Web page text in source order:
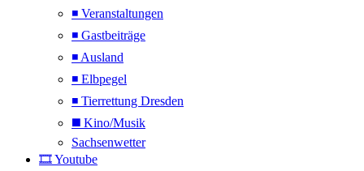
◾ Veranstaltungen
◾ Gastbeiträge
◾ Ausland
◾ Elbpegel
◾ Tierrettung Dresden
◼️ Kino/Musik
Sachsenwetter
🎞️ Youtube